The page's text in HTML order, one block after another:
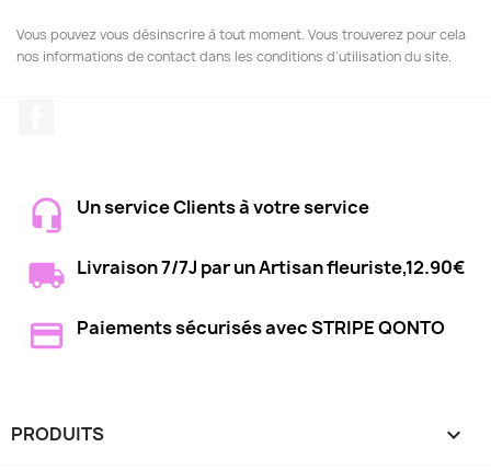
Vous pouvez vous désinscrire à tout moment. Vous trouverez pour cela
nos informations de contact dans les conditions d'utilisation du site.
Un service Clients à votre service
Livraison 7/7J par un Artisan fleuriste,12.90€
Paiements sécurisés avec STRIPE QONTO
PRODUITS 